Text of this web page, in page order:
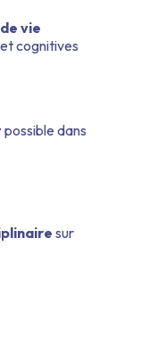
vie
cognitives
possible dans
sur